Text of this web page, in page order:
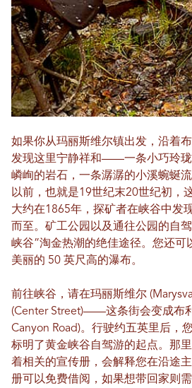
如果你从玛丽斯维尔镇出发，沿着
发现这里宁静祥和——一条小巧玲珑
嶙峋的岩石，一条潺潺的小溪蜿蜒
以前，也就是19世纪末20世纪初，
大约在1865年，探矿者在峡谷中发
而至。矿工公园以及通往公园的自
峡谷”淘金热潮的绝佳途径。您还可
美丽的 50 英尺高的瀑布。
前往峡谷，请在玛丽斯维尔
(Center Street)——这条街会变成布
Canyon Road)。行驶约五英里后，
标明了黄金峡谷自驾游的起点。那
着相关的宣传册，会解释您在沿途
册可以免费借阅，如果想带回家则